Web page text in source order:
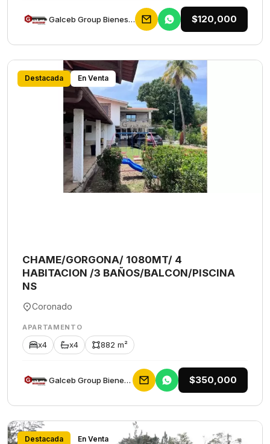
Galceb Group Bienes Raices $120,000
Destacada En Venta
CHAME/GORGONA/ 1080MT/ 4
HABITACION /3 BAÑOS/BALCON/PISCINA
NS
Coronado
APARTAMENTO
x4 x4 882 m²
Galceb Group Bienes Raices $350,000
Destacada En Venta